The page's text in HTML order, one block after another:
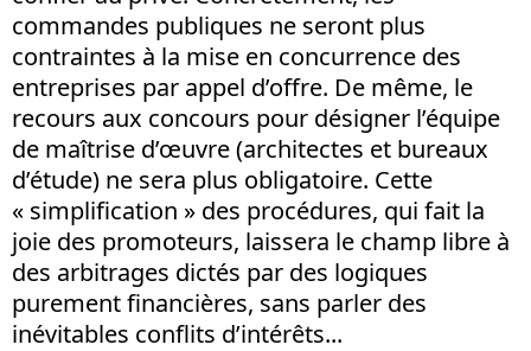
commandes publiques ne seront plus
contraintes à la mise en concurrence des
entreprises par appel d’offre. De même, le
recours aux concours pour désigner l’équipe
de maîtrise d’œuvre (architectes et bureaux
d’étude) ne sera plus obligatoire. Cette
« simplification » des procédures, qui fait la
joie des promoteurs, laissera le champ libre à
des arbitrages dictés par des logiques
purement financières, sans parler des
inévitables conflits d’intérêts...